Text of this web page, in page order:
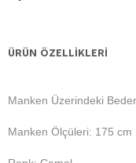
ÜRÜN ÖZELLIKLERI
Manken Üzerindeki
Manken Ölçüleri: 175 cm